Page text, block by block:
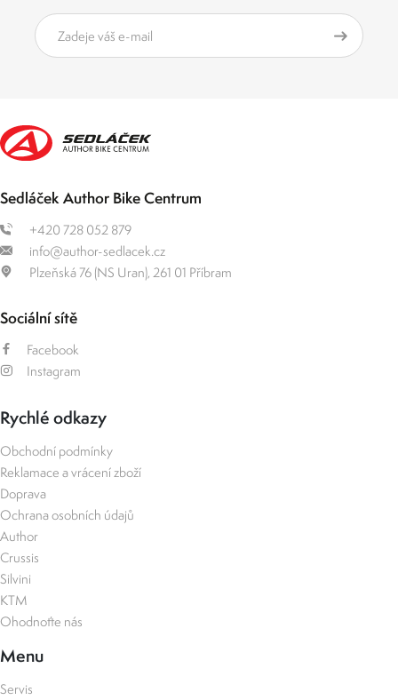
Sedláček Author Bike Centrum
+420 728 052 879
info@author-sedlacek.cz
Plzeňská 76 (NS Uran), 261 01 Příbram
Sociální sítě
Facebook
Instagram
Rychlé odkazy
Obchodní podmínky
Reklamace a vrácení zboží
Doprava
Ochrana osobních údajů
Author
Crussis
Silvini
KTM
Ohodnoťte nás
Menu
Servis